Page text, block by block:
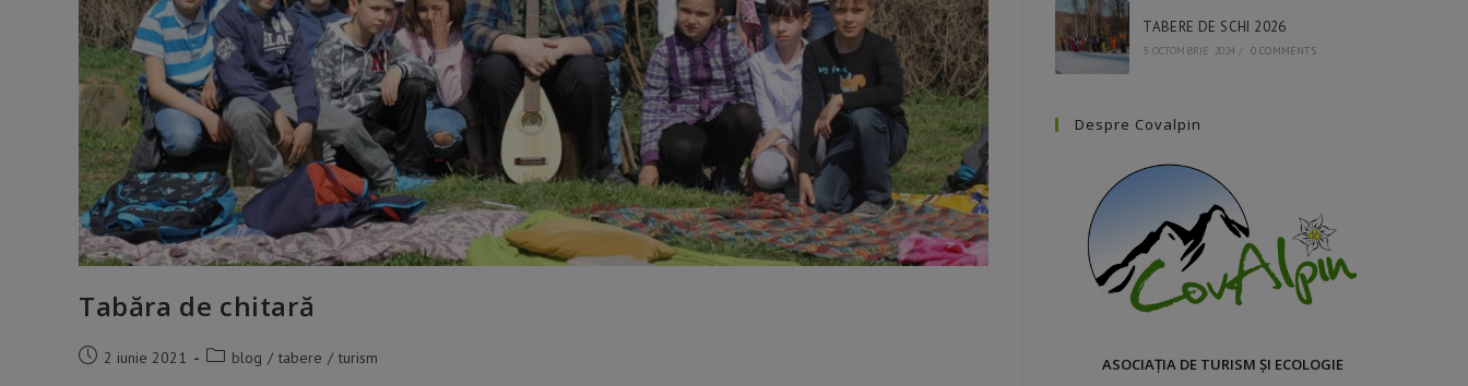
Tabăra de chitară
Post 2 iunie 2021
Post blog / tabere / turism
TABERE DE SCHI 2026
3 OCTOMBRIE 2024 / 0 COMMENTS
Despre Covalpin
ASOCIAȚIA DE TURISM ȘI ECOLOGIE